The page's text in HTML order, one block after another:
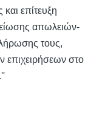
και επίτευξη
απωλειών-
τους,
επιχειρήσεων στο